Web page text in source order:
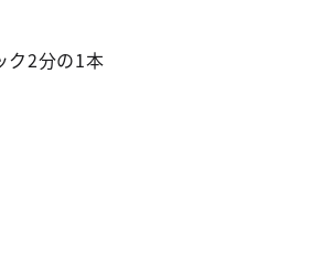
ク2分の1本